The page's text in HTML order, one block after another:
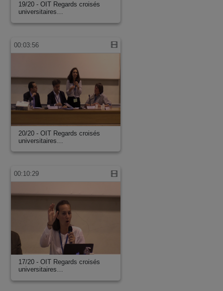
19/20 - OIT Regards croisés
universitaires…
00:03:56
20/20 - OIT Regards croisés
universitaires…
00:10:29
17/20 - OIT Regards croisés
universitaires…